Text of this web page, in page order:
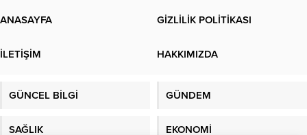
Bunun yanı sıra, kayısı
mineral bileşenleri, çok çeşitli
ANASAYFA GİZLİLİK POLİTİKASI
İLETİŞİM HAKKIMIZDA
GÜNCEL BİLGİ GÜNDEM
SAĞLIK EKONOMİ